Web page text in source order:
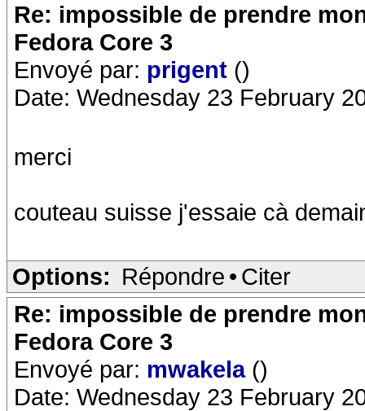
Re: impossible de prendre
Fedora Core 3
Envoyé par: prigent ()
Date: Wednesday 23 February
merci
couteau suisse j'essaie cà
Options: Répondre • Citer
Re: impossible de prendre
Fedora Core 3
Envoyé par: mwakela ()
Date: Wednesday 23 February